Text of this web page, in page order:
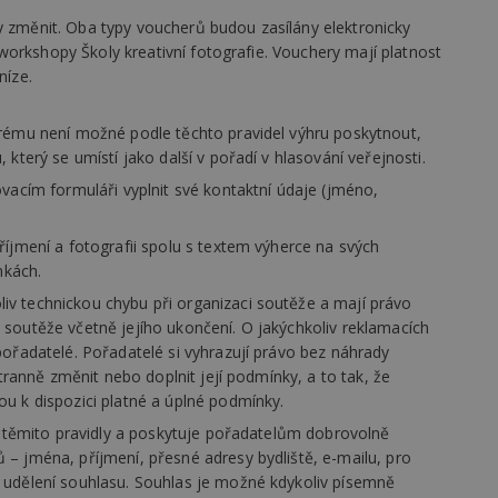
Oba typy voucherů budou zasílány elektronicky
Školy kreativní fotografie. Vouchery mají platnost
není možné podle těchto pravidel výhru poskytnout,
který se umístí jako další v pořadí v hlasování veřejnosti.
formuláři vyplnit své kontaktní údaje (jméno,
a fotografii spolu s textem výherce na svých
technickou chybu při organizaci soutěže a mají právo
včetně jejího ukončení. O jakýchkoliv reklamacích
Pořadatelé si vyhrazují právo bez náhrady
změnit nebo doplnit její podmínky, a to tak, že
k dispozici platné a úplné podmínky.
pravidly a poskytuje pořadatelům dobrovolně
– jména, příjmení, přesné adresy bydliště, e-mailu, pro
souhlasu. Souhlas je možné kdykoliv písemně
vašeho webu.
1
.estav.cz
53
Tento soubor cookie je přidružen k
identifikátorem přidruženého účtu
www.estav.cz 1 rok
Tento soubor cookie se používá k
uživatele
54
Neobsahuje žádné identifikovatelné
Hotjar Ltd
.estav.cz
29
minut
54
Soubor cookie je nastaven tak, aby
začátek cesty uživatele pro celkový
Neobsahuje žádné identifikovatelné
www.estav.cz
29
minut
53
Tento soubor cookie se používá k
uživatele
Google LLC
.estav.cz
1 rok
Jedná se o soubor cookie, který slouží
dalších souborů cookie návštěvníkem